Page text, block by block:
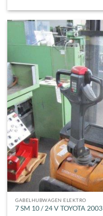
GABELHUBWAGEN ELEKTRO
7 SM 10 / 24 V TOYOTA 2003